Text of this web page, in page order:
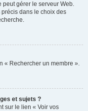
peut gérer le serveur Web.
dans le choix des
« Rechercher un membre ».
et sujets ?
sur le lien « Voir vos